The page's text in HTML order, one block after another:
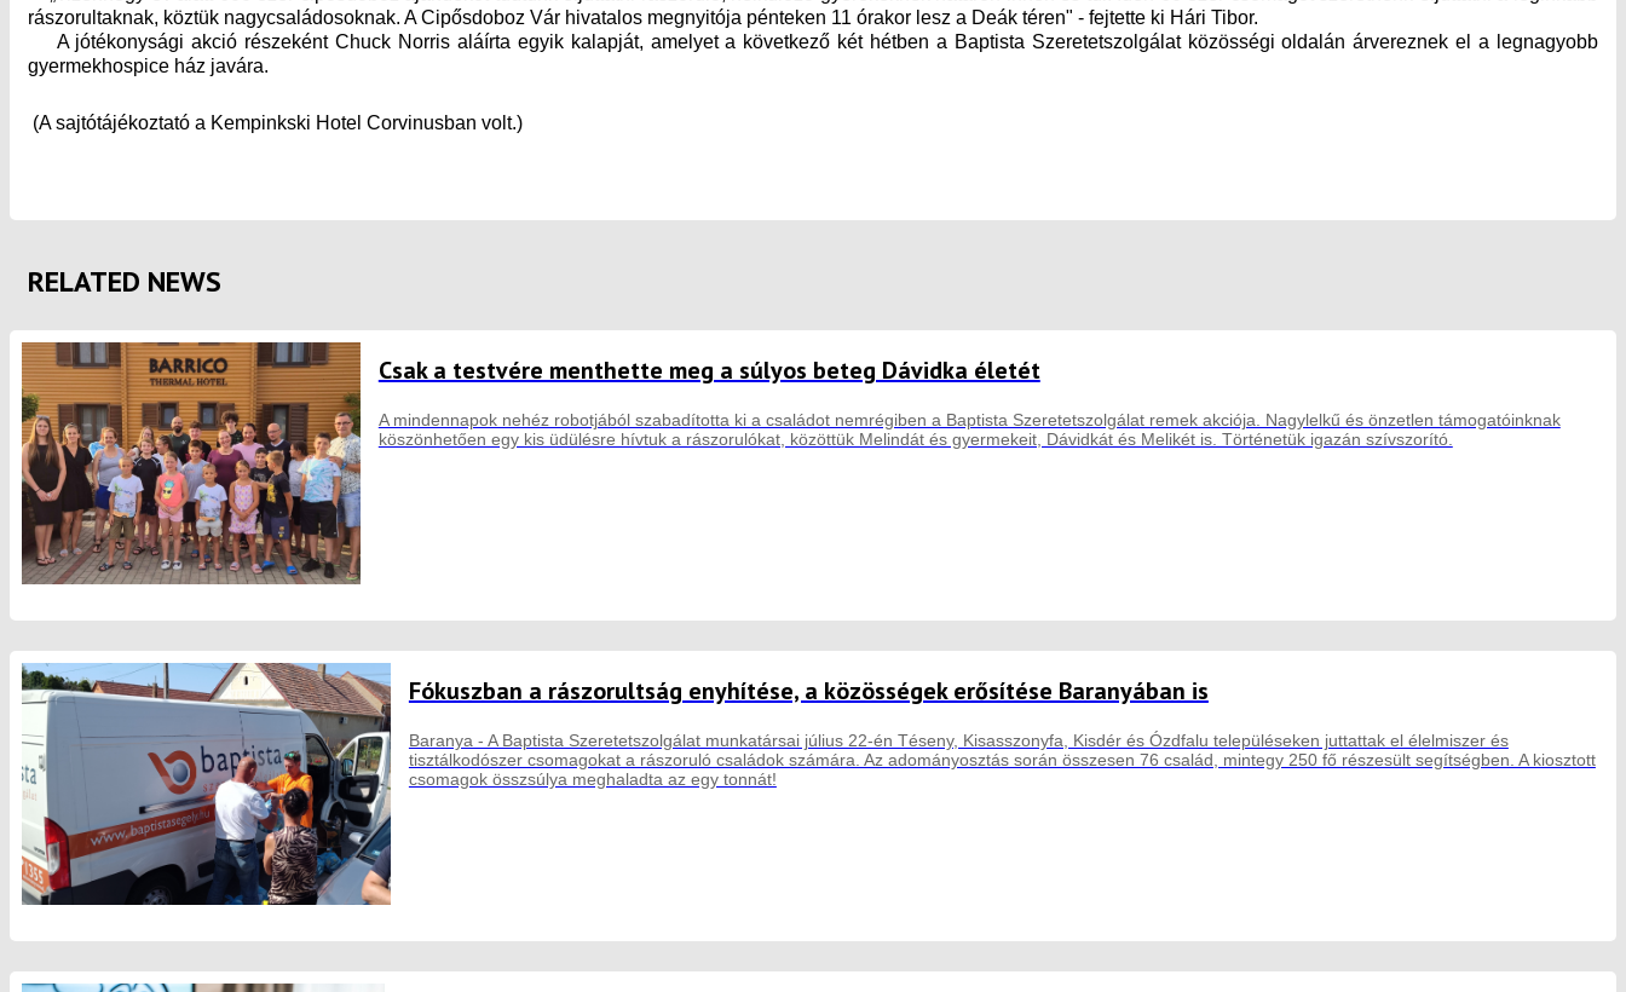
rászorultaknak, köztük nagycsaládosoknak. A Cipősdoboz Vár hivatalos megnyitója pénteken 11 órakor lesz a Deák téren" - fejtette ki Hári Tibor.
A jótékonysági akció részeként Chuck Norris aláírta egyik kalapját, amelyet a következő két hétben a Baptista Szeretetszolgálat közösségi oldalán árvereznek el a legnagyobb
gyermekhospice ház javára.
(A sajtótájékoztató a Kempinkski Hotel Corvinusban volt.)
RELATED NEWS
Csak a testvére menthette meg a súlyos beteg Dávidka életét
A mindennapok nehéz robotjából szabadította ki a családot nemrégiben a Baptista Szeretetszolgálat remek akciója. Nagylelkű és önzetlen támogatóinknak
köszönhetően egy kis üdülésre hívtuk a rászorulókat, közöttük Melindát és gyermekeit, Dávidkát és Melikét is. Történetük igazán szívszorító.
Fókuszban a rászorultság enyhítése, a közösségek erősítése Baranyában is
Baranya - A Baptista Szeretetszolgálat munkatársai július 22-én Téseny, Kisasszonyfa, Kisdér és Ózdfalu településeken juttattak el élelmiszer és
tisztálkodószer csomagokat a rászoruló családok számára. Az adományosztás során összesen 76 család, mintegy 250 fő részesült segítségben. A kiosztott
csomagok összsúlya meghaladta az egy tonnát!